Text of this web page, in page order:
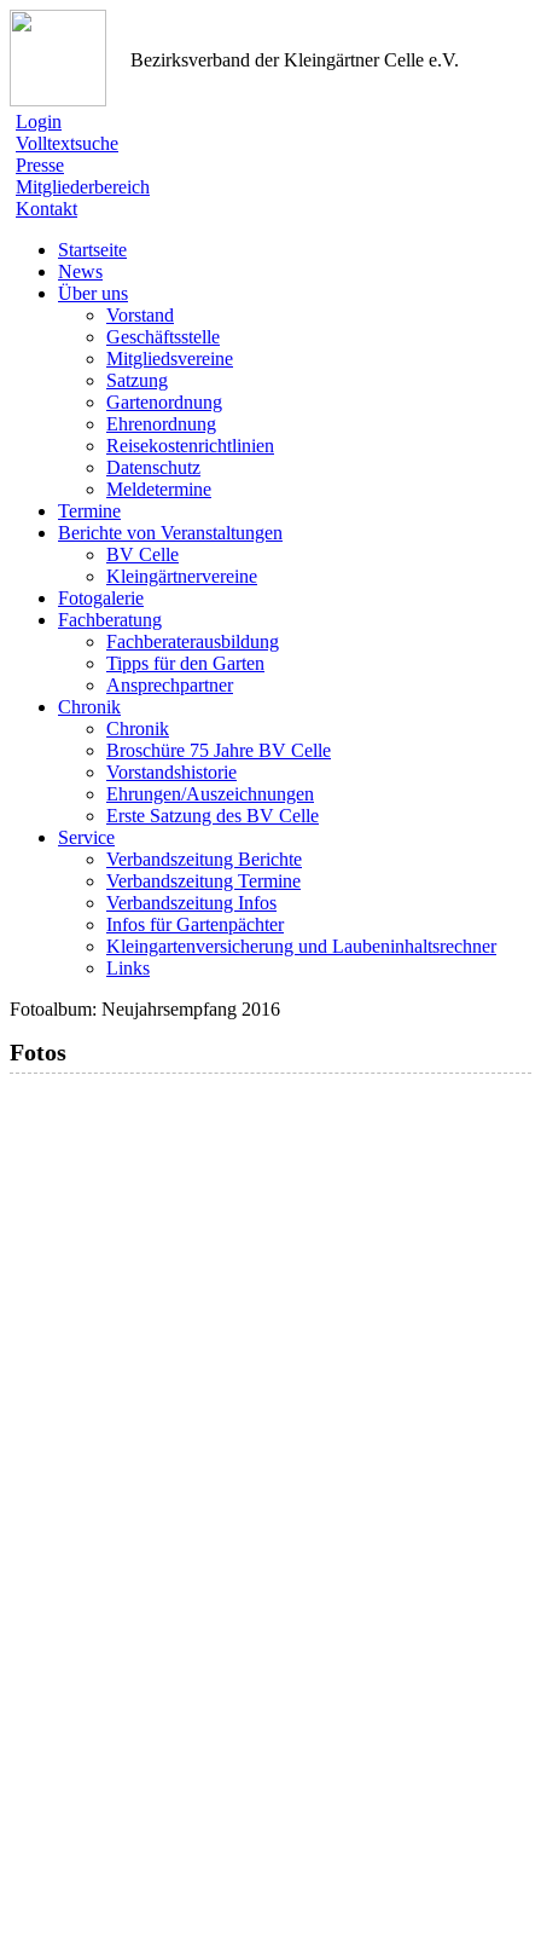
Bezirksverband der Kleingärtner Celle e.V.
Login
Volltextsuche
Presse
Mitgliederbereich
Kontakt
Startseite
News
Über uns
Vorstand
Geschäftsstelle
Mitgliedsvereine
Satzung
Gartenordnung
Ehrenordnung
Reisekostenrichtlinien
Datenschutz
Meldetermine
Termine
Berichte von Veranstaltungen
BV Celle
Kleingärtnervereine
Fotogalerie
Fachberatung
Fachberaterausbildung
Tipps für den Garten
Ansprechpartner
Chronik
Chronik
Broschüre 75 Jahre BV Celle
Vorstandshistorie
Ehrungen/Auszeichnungen
Erste Satzung des BV Celle
Service
Verbandszeitung Berichte
Verbandszeitung Termine
Verbandszeitung Infos
Infos für Gartenpächter
Kleingartenversicherung und Laubeninhaltsrechner
Links
Fotoalbum: Neujahrsempfang 2016
Fotos